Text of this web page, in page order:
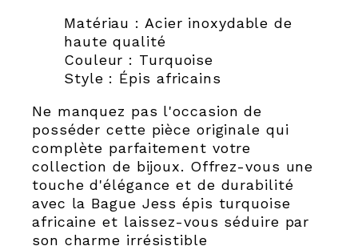
Matériau : Acier inoxydable de
haute qualité
Couleur : Turquoise
Style : Épis africains
Ne manquez pas l'occasion de
posséder cette pièce originale qui
complète parfaitement votre
collection de bijoux. Offrez-vous une
touche d'élégance et de durabilité
avec la Bague Jess épis turquoise
africaine et laissez-vous séduire par
son charme irrésistible